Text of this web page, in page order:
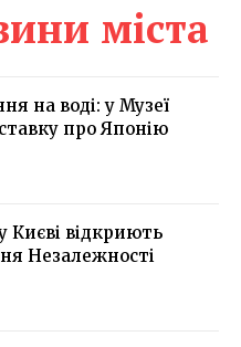
міста
на воді: у Музеї
про Японію
Києві відкриють
Незалежності